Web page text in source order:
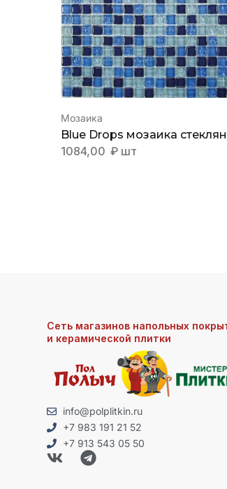
Мозаика
Blue Drops мозаика
1084,00 ₽ шт
Сеть магазинов напольных
и керамической плитки
info@polplitkin.ru
+7 983 191 21 52
+7 913 543 05 50